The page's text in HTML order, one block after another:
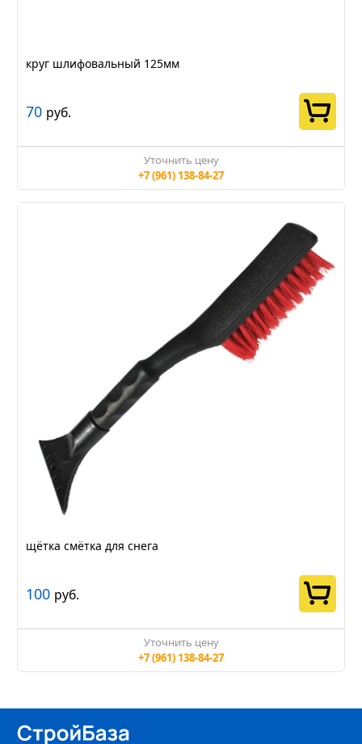
круг шлифовальный 125мм
70 руб.
Уточнить цену
+7 (961) 138-84-27
щётка смётка для снега
100 руб.
Уточнить цену
+7 (961) 138-84-27